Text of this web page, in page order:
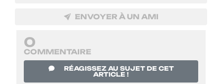
ENVOYER À UN AMI
0
COMMENTAIRE
RÉAGISSEZ AU SUJET DE CET
ARTICLE !